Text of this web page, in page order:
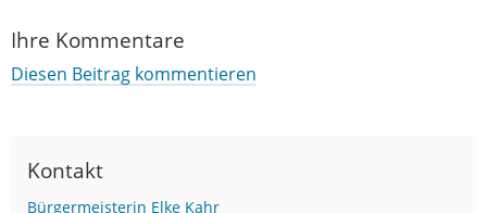
Ihre Kommentare
Diesen Beitrag kommentieren
Kontakt
Bürgermeisterin Elke Kahr